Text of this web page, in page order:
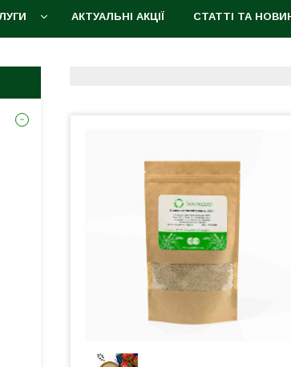
АКТУАЛЬНІ АКЦІЇ СТАТТІ ТА